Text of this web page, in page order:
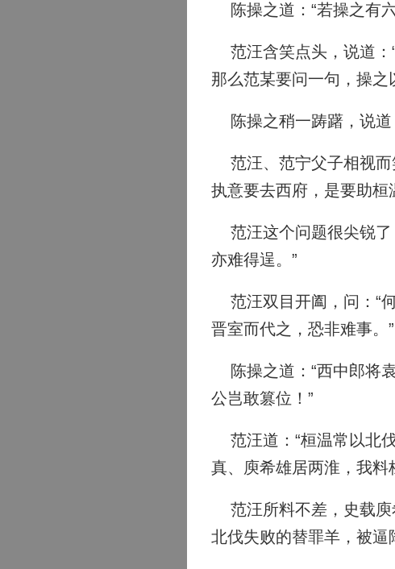
陈操之道：“若操之有
范汪含笑点头，说道：
那么范某要问一句，操之
陈操之稍一踌躇，说道
范汪、范宁父子相视而
执意要去西府，是要助桓
范汪这个问题很尖锐了
亦难得逞。”
范汪双目开阖，问：“
晋室而代之，恐非难事。”
陈操之道：“西中郎将
公岂敢篡位！”
范汪道：“桓温常以北
真、庾希雄居两淮，我料
范汪所料不差，史载庾
北伐失败的替罪羊，被